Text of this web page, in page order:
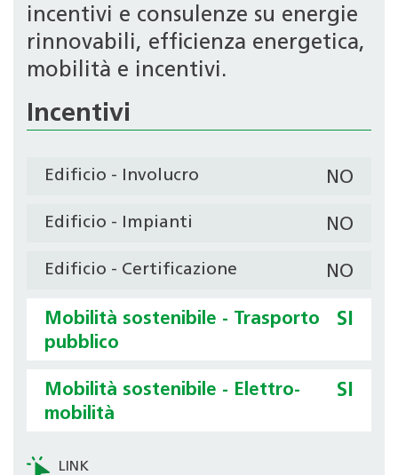
incentivi e consulenze su energie
rinnovabili, efficienza energetica,
mobilità e incentivi.
Incentivi
Edificio - Involucro NO
Edificio - Impianti NO
Edificio - Certificazione NO
Mobilità sostenibile - Trasporto
pubblico
SI
Mobilità sostenibile - Elettro-
mobilità
SI